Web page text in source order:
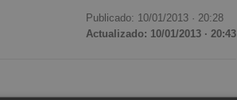
Publicado: 10/01/2013 · 20:28
Actualizado: 10/01/2013 · 20:43